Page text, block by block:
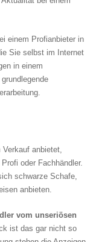
einem Profianbieter in
Sie selbst im Internet
in einem
Verkauf anbietet,
oder Fachhändler.
schwarze Schafe,
anbieten.
vom unseriösen
ist das gar nicht so